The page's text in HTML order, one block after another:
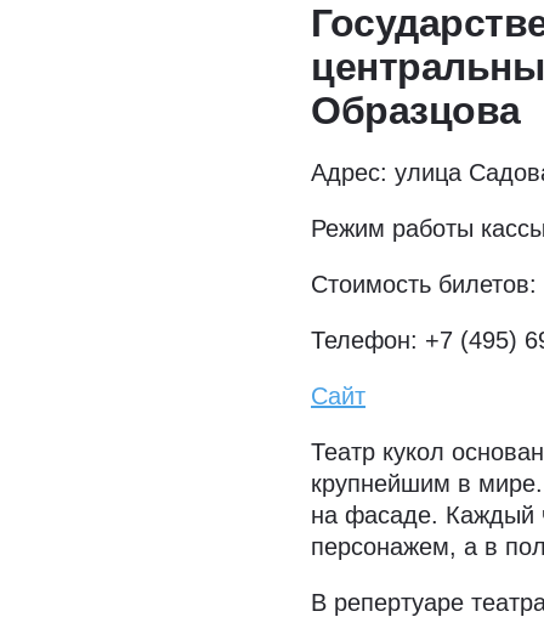
Образцова
Адрес: улица
Режим работы
Стоимость
Телефон: +7 (495)
Сайт
Театр кукол
крупнейшим в
на фасаде. Каждый
персонажем, а в
В репертуаре